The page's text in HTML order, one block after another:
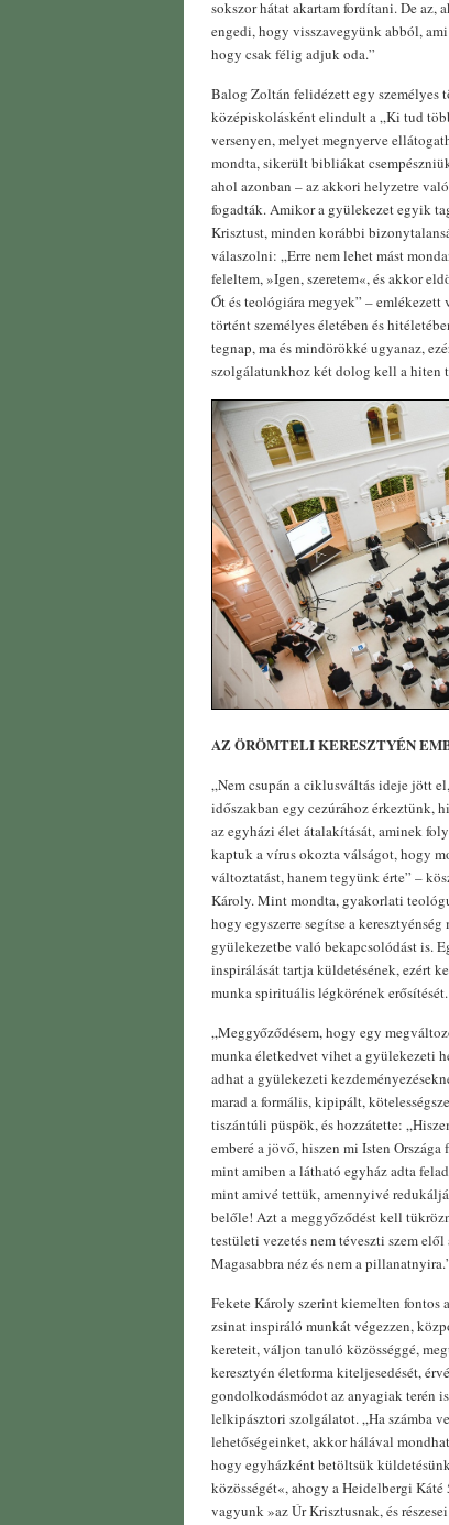
sokszor hátat akartam fordítani. De az,
engedi, hogy visszavegyünk abból,
hogy csak félig adjuk oda.”
Balog Zoltán felidézett egy személyes
középiskolásként elindult a „Ki tud
versenyen, melyet megnyerve
mondta, sikerült bibliákat
ahol azonban – az akkori helyzetre
fogadták. Amikor a gyülekezet egyik
Krisztust, minden korábbi
válaszolni: „Erre nem lehet mást
feleltem, »Igen, szeretem«, és akkor
Őt és teológiára megyek” – emlékezett
történt személyes életében és
tegnap, ma és mindörökké ugyanaz,
szolgálatunkhoz két dolog kell a hiten
AZ ÖRÖMTELI KERESZTYÉN
„Nem csupán a ciklusváltás ideje jött
időszakban egy cezúrához érkeztünk,
az egyházi élet átalakítását, aminek
kaptuk a vírus okozta válságot, hogy
változtatást, hanem tegyünk érte” –
Károly. Mint mondta, gyakorlati
hogy egyszerre segítse a
gyülekezetbe való bekapcsolódást is.
inspirálását tartja küldetésének, ezért
munka spirituális légkörének erősítését.
„Meggyőződésem, hogy egy
munka életkedvet vihet a gyülekezeti
adhat a gyülekezeti
marad a formális, kipipált,
tiszántúli püspök, és hozzátette:
emberé a jövő, hiszen mi Isten
mint amiben a látható egyház adta
mint amivé tettük, amennyivé
belőle! Azt a meggyőződést kell
testületi vezetés nem téveszti szem
Magasabbra néz és nem a
Fekete Károly szerint kiemelten fontos
zsinat inspiráló munkát végezzen,
kereteit, váljon tanuló közösséggé,
keresztyén életforma kiteljesedését,
gondolkodásmódot az anyagiak terén
lelkipásztori szolgálatot. „Ha számba
lehetőségeinket, akkor hálával
hogy egyházként betöltsük
közösségét«, ahogy a Heidelbergi
vagyunk »az Úr Krisztusnak, és